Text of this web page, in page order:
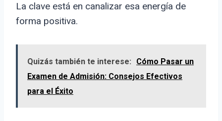
La clave está en canalizar esa energía de
forma positiva.
Quizás también te interese:
Cómo Pasar un
Examen de Admisión: Consejos Efectivos
para el Éxito